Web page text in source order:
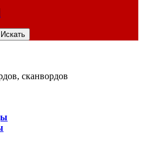
сканвордов